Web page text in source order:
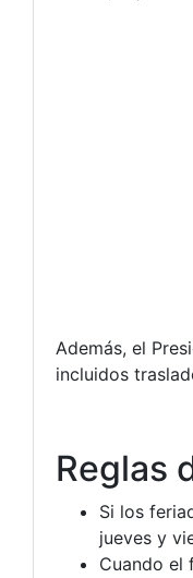
Además, el
incluidos
Reglas
Si los
jueves y
Cuando el